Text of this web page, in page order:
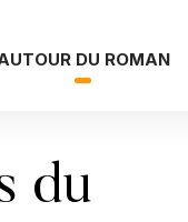
DU ROMAN
du